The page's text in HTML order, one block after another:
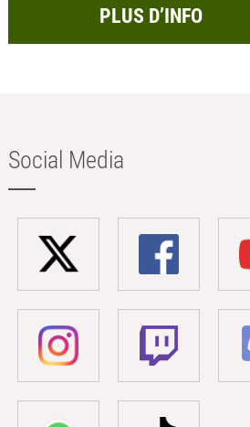
PLUS D’INFO
Social Media